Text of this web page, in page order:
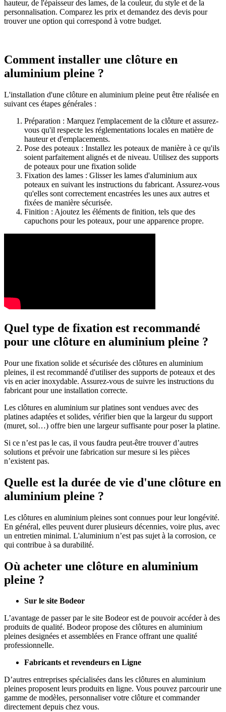
hauteur, de l'épaisseur des lames, de la couleur, du style et de la
personnalisation. Comparez les prix et demandez des devis pour
trouver une option qui correspond à votre budget.
Comment installer une clôture en
aluminium pleine ?
L'installation d'une clôture en aluminium pleine peut être réalisée en
suivant ces étapes générales :
Préparation : Marquez l'emplacement de la clôture et assurez-
vous qu'il respecte les réglementations locales en matière de
hauteur et d'emplacements.
Pose des poteaux : Installez les poteaux de manière à ce qu'ils
soient parfaitement alignés et de niveau. Utilisez des supports
de poteaux pour une fixation solide
Fixation des lames : Glisser les lames d'aluminium aux
poteaux en suivant les instructions du fabricant. Assurez-vous
qu'elles sont correctement encastrées les unes aux autres et
fixées de manière sécurisée.
Finition : Ajoutez les éléments de finition, tels que des
capuchons pour les poteaux, pour une apparence propre.
Quel type de fixation est recommandé
pour une clôture en aluminium pleine ?
Pour une fixation solide et sécurisée des clôtures en aluminium
pleines, il est recommandé d'utiliser des supports de poteaux et des
vis en acier inoxydable. Assurez-vous de suivre les instructions du
fabricant pour une installation correcte.
Les clôtures en aluminium sur platines sont vendues avec des
platines adaptées et solides, vérifier bien que la largeur du support
(muret, sol…) offre bien une largeur suffisante pour poser la platine.
Si ce n’est pas le cas, il vous faudra peut-être trouver d’autres
solutions et prévoir une fabrication sur mesure si les pièces
n’existent pas.
Quelle est la durée de vie d'une clôture en
aluminium pleine ?
Les clôtures en aluminium pleines sont connues pour leur longévité.
En général, elles peuvent durer plusieurs décennies, voire plus, avec
un entretien minimal. L'aluminium n’est pas sujet à la corrosion, ce
qui contribue à sa durabilité.
Où acheter une clôture en aluminium
pleine ?
Sur le site Bodeor
L’avantage de passer par le site Bodeor est de pouvoir accéder à des
produits de qualité. Bodeor propose des clôtures en aluminium
pleines designées et assemblées en France offrant une qualité
professionnelle.
Fabricants et revendeurs en Ligne
D’autres entreprises spécialisées dans les clôtures en aluminium
pleines proposent leurs produits en ligne. Vous pouvez parcourir une
gamme de modèles, personnaliser votre clôture et commander
directement depuis chez vous.